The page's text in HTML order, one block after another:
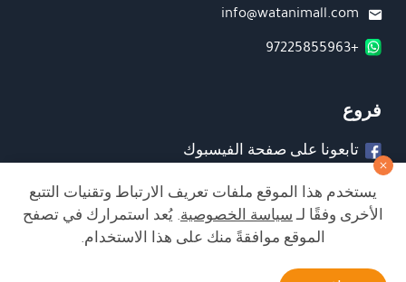
info@watanimall.com
+97225855963
فروع
تابعونا على صفحة الفيسبوك
الشراء من الموقع آمن ويلبي أعلى معايير الأمان
يستخدم هذا الموقع ملفات تعريف الارتباط وتقنيات التتبع
الأخرى وفقًا لـسياسة الخصوصية. يُعد استمرارك في تصفح
الموقع موافقةً منك على هذا الاستخدام.